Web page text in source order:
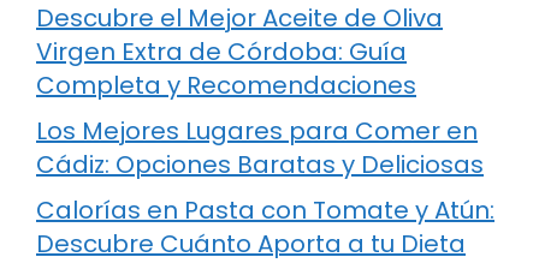
Descubre el Mejor Aceite de Oliva
Virgen Extra de Córdoba: Guía
Completa y Recomendaciones
Los Mejores Lugares para Comer en
Cádiz: Opciones Baratas y Deliciosas
Calorías en Pasta con Tomate y Atún:
Descubre Cuánto Aporta a tu Dieta